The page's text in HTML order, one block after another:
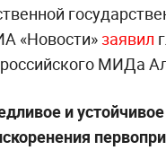
«Новости»заявил
МИДа
и устойчивое